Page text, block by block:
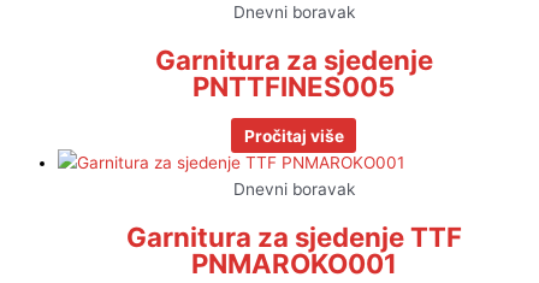
Dnevni boravak
Garnitura za sjedenje
PNTTFINES005
Pročitaj više
Dnevni boravak
Garnitura za sjedenje TTF
PNMAROKO001